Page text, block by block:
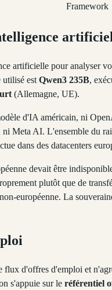
Framework
artificielle pour analyser
utilisé est Qwen3 235B,
(Allemagne, UE).
d'IA américain, ni
Meta AI. L'ensemble du
dans des datacenters
devait être
plutôt que de
européenne. La
flux d'offres d'emploi et
s'appuie sur le référentiel